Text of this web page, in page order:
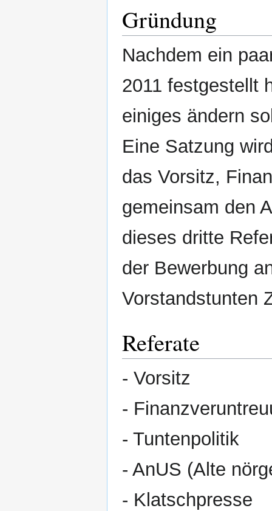
Gründung
Nachdem ein
2011 festgestellt
einiges ändern
Eine Satzung
das Vorsitz,
gemeinsam den
dieses dritte
der Bewerbung
Vorstandstunten
Referate
- Vorsitz
-
- Tuntenpolitik
- AnUS (Alte
- Klatschpresse